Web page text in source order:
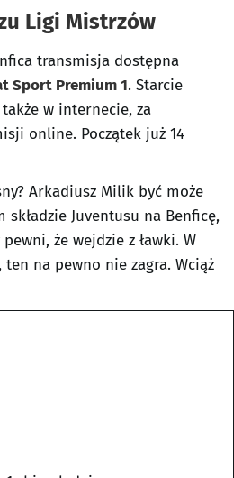
Ligi Mistrzów
transmisja dostępna
Sport Premium 1. Starcie
w internecie, za
online. Początek już 14
Arkadiusz Milik być może
Juventusu na Benficę,
że wejdzie z ławki. W
ten na pewno nie zagra. Wciąż